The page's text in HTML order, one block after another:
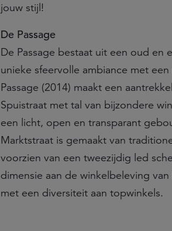
jouw stijl!
De Passage
De Passage bestaat uit een oud en
unieke sfeervolle ambiance met
Passage (2014) maakt een
Spuistraat met tal van bijzondere
een licht, open en transparant
Marktstraat is gemaakt van
voorzien van een tweezijdig led
dimensie aan de winkelbeleving
met een diversiteit aan topwinkels.